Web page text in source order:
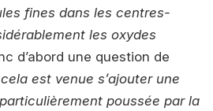
fines dans les centres-
les oxydes
d’abord une question de
est venue s’ajouter une
poussée par la